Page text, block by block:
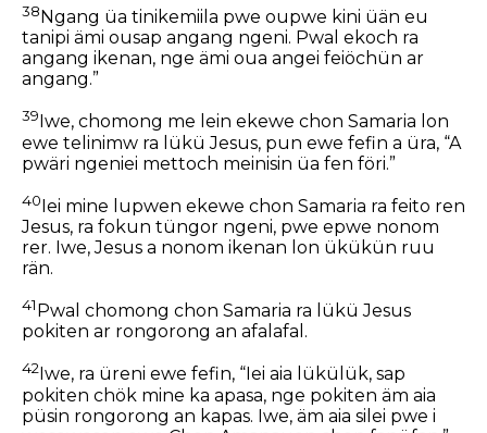
38 Ngang üa tinikemiila pwe oupwe kini üän eu
tanipi ämi ousap angang ngeni. Pwal ekoch ra
angang ikenan, nge ämi oua angei feiöchün ar
angang.”
39 Iwe, chomong me lein ekewe chon Samaria lon
ewe telinimw ra lükü Jesus, pun ewe fefin a üra, “A
pwäri ngeniei mettoch meinisin üa fen föri.”
40Iei mine lupwen ekewe chon Samaria ra feito ren
Jesus, ra fokun tüngor ngeni, pwe epwe nonom
rer. Iwe, Jesus a nonom ikenan lon ükükün ruu
rän.
41 Pwal chomong chon Samaria ra lükü Jesus
pokiten ar rongorong an afalafal.
42 Iwe, ra üreni ewe fefin, “Iei aia lükülük, sap
pokiten chök mine ka apasa, nge pokiten äm aia
püsin rongorong an kapas. Iwe, äm aia silei pwe i